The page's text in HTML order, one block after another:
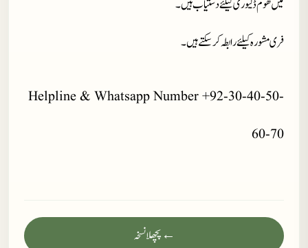
میں ھوم ڈلیوری کیلئے دستیاب ہیں ۔
فری مشورہ کیلئے رابطہ کر سکتے ہیں۔
Helpline & Whatsapp Number +92-30-40-50-
60-70
← پچھلا نسخہ